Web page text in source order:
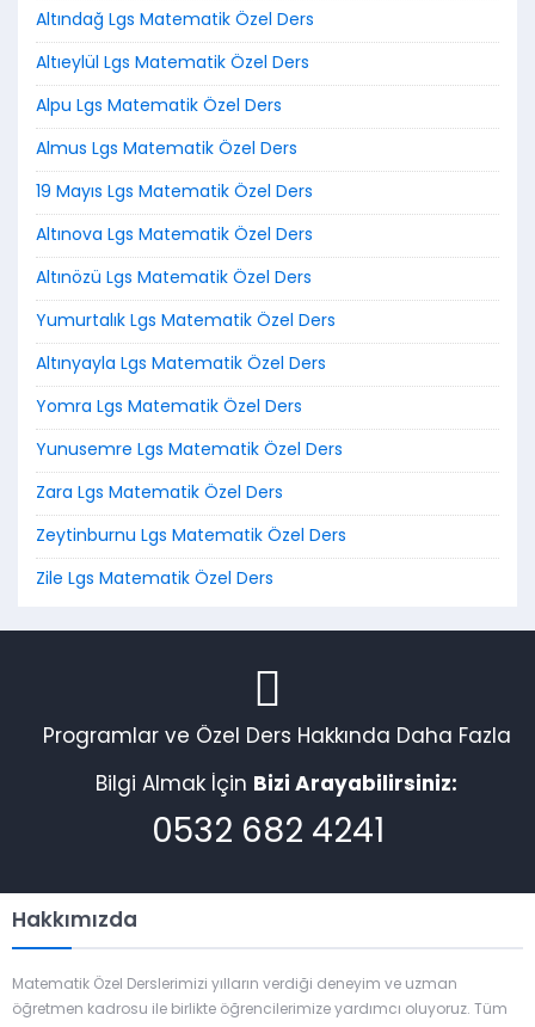
Altındağ Lgs Matematik Özel Ders
Altıeylül Lgs Matematik Özel Ders
Alpu Lgs Matematik Özel Ders
Almus Lgs Matematik Özel Ders
19 Mayıs Lgs Matematik Özel Ders
Altınova Lgs Matematik Özel Ders
Altınözü Lgs Matematik Özel Ders
Yumurtalık Lgs Matematik Özel Ders
Altınyayla Lgs Matematik Özel Ders
Yomra Lgs Matematik Özel Ders
Yunusemre Lgs Matematik Özel Ders
Zara Lgs Matematik Özel Ders
Zeytinburnu Lgs Matematik Özel Ders
Zile Lgs Matematik Özel Ders
Programlar ve Özel Ders Hakkında Daha Fazla
Bilgi Almak İçin Bizi Arayabilirsiniz:
0532 682 4241
Hakkımızda
Matematik Özel Derslerimizi yılların verdiği deneyim ve uzman
öğretmen kadrosu ile birlikte öğrencilerimize yardımcı oluyoruz. Tüm